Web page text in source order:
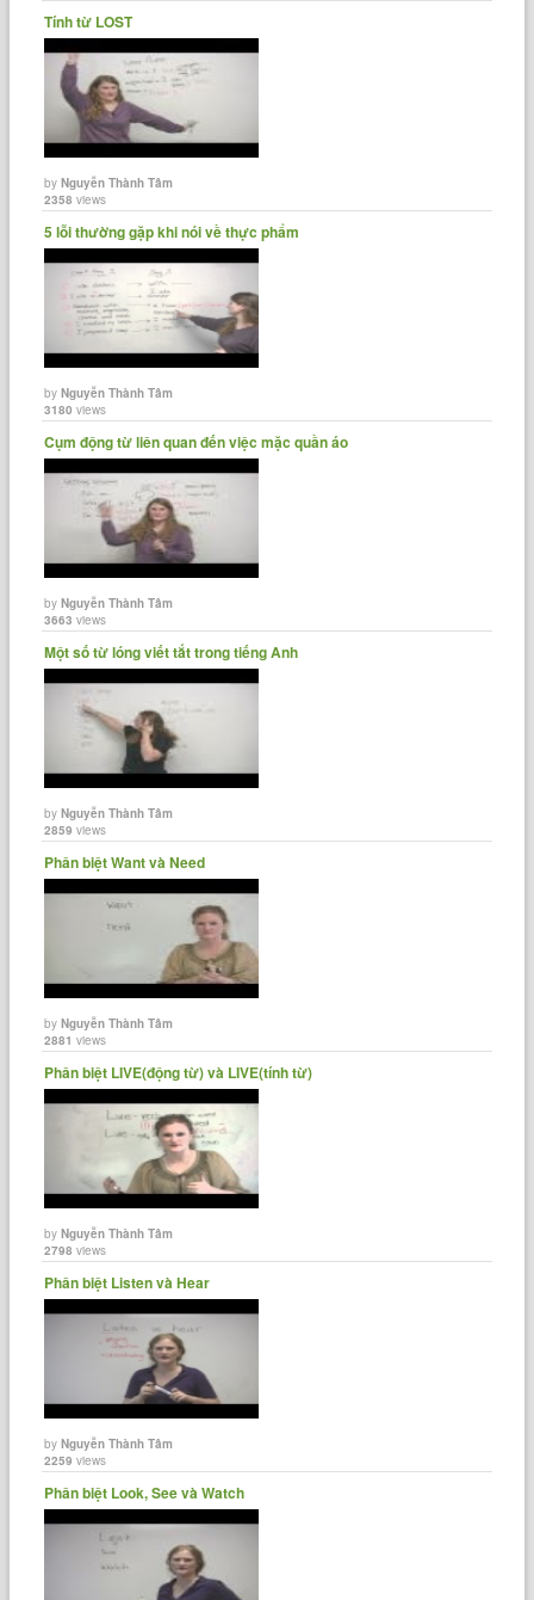
Tính từ LOST
byNguyễn Thành Tâm
2358 views
5 lỗi thường gặp khi nói về thực phẩm
byNguyễn Thành Tâm
3180 views
Cụm động từ liên quan đến việc mặc quần áo
byNguyễn Thành Tâm
3663 views
Một số từ lóng viết tắt trong tiếng Anh
byNguyễn Thành Tâm
2859 views
Phân biệt Want và Need
byNguyễn Thành Tâm
2881 views
Phân biệt LIVE(động từ) và LIVE(tính từ)
byNguyễn Thành Tâm
2798 views
Phân biệt Listen và Hear
byNguyễn Thành Tâm
2259 views
Phân biệt Look, See và Watch